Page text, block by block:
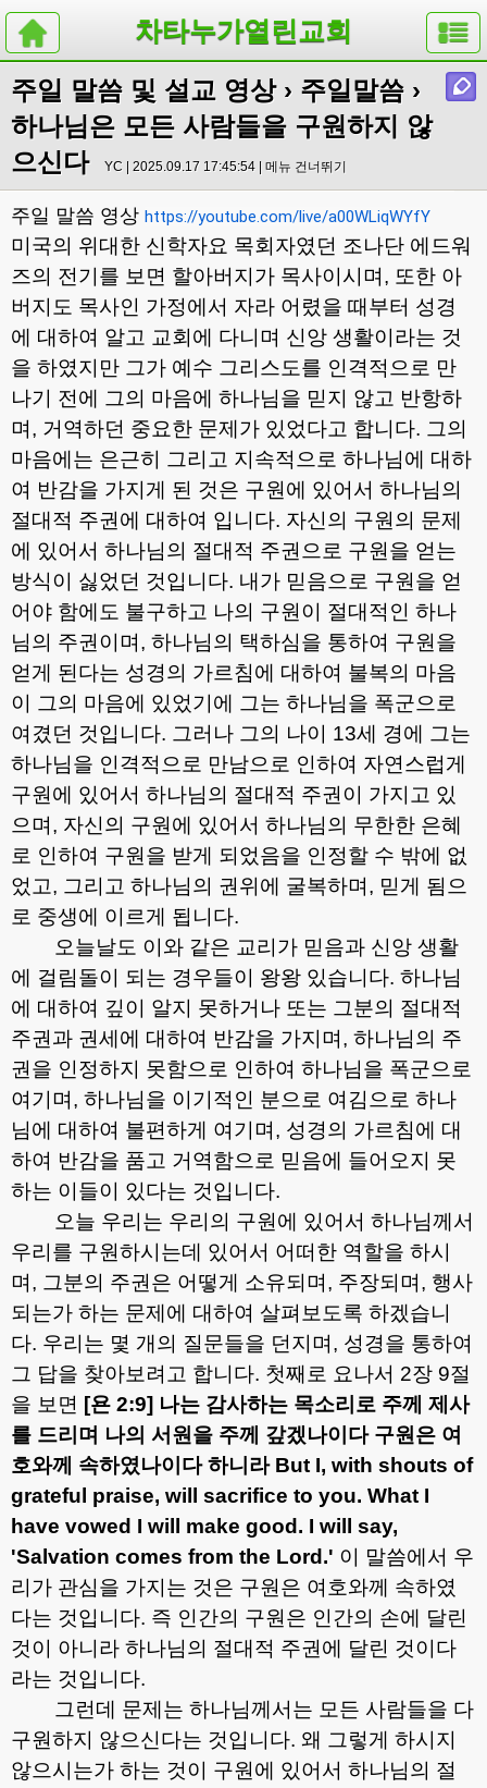
차타누가열린교회
주일 말씀 및 설교 영상› 주일말씀 ›
하나님은 모든 사람들을 구원하지 않
으신다
YC | 2025.09.17 17:45:54 | 메뉴 건너뛰기
주일 말씀 영상 https://youtube.com/live/a00WLiqWYfY
미국의 위대한 신학자요 목회자였던 조나단 에드워
즈의 전기를 보면 할아버지가 목사이시며 , 또한 아
버지도 목사인 가정에서 자라 어렸을 때부터 성경
에 대하여 알고 교회에 다니며 신앙 생활이라는 것
을 하였지만 그가 예수 그리스도를 인격적으로 만
나기 전에 그의 마음에 하나님을 믿지 않고 반항하
며 , 거역하던 중요한 문제가 있었다고 합니다. 그의
마음에는 은근히 그리고 지속적으로 하나님에 대하
여 반감을 가지게 된 것은 구원에 있어서 하나님의
절대적 주권에 대하여 입니다. 자신의 구원의 문제
에 있어서 하나님의 절대적 주권으로 구원을 얻는
방식이 싫었던 것입니다. 내가 믿음으로 구원을 얻
어야 함에도 불구하고 나의 구원이 절대적인 하나
님의 주권이며 , 하나님의 택하심을 통하여 구원을
얻게 된다는 성경의 가르침에 대하여 불복의 마음
이 그의 마음에 있었기에 그는 하나님을 폭군으로
여겼던 것입니다. 그러나 그의 나이 13세 경에 그는
하나님을 인격적으로 만남으로 인하여 자연스럽게
구원에 있어서 하나님의 절대적 주권이 가지고 있
으며 , 자신의 구원에 있어서 하나님의 무한한 은혜
로 인하여 구원을 받게 되었음을 인정할 수 밖에 없
었고, 그리고 하나님의 권위에 굴복하며 , 믿게 됨으
로 중생에 이르게 됩니다.
오늘날도 이와 같은 교리가 믿음과 신앙 생활
에 걸림돌이 되는 경우들이 왕왕 있습니다. 하나님
에 대하여 깊이 알지 못하거나 또는 그분의 절대적
주권과 권세에 대하여 반감을 가지며 , 하나님의 주
권을 인정하지 못함으로 인하여 하나님을 폭군으로
여기며 , 하나님을 이기적인 분으로 여김으로 하나
님에 대하여 불편하게 여기며 , 성경의 가르침에 대
하여 반감을 품고 거역함으로 믿음에 들어오지 못
하는 이들이 있다는 것입니다.
오늘 우리는 우리의 구원에 있어서 하나님께서
우리를 구원하시는데 있어서 어떠한 역할을 하시
며 , 그분의 주권은 어떻게 소유되며 , 주장되며 , 행사
되는가 하는 문제에 대하여 살펴보도록 하겠습니
다. 우리는 몇 개의 질문들을 던지며 , 성경을 통하여
그 답을 찾아보려고 합니다. 첫째로 요나서 2장 9절
을 보면 [욘 2:9] 나는 감사하는 목소리로 주께 제사
를 드리며 나의 서원을 주께 갚겠나이다 구원은 여
호와께 속하였나이다 하니라But I, with shouts of
grateful praise, will sacrifice to you. What I
have vowed I will make good. I will say,
'Salvation comes from the Lord.' 이 말씀에서 우
리가 관심을 가지는 것은 구원은 여호와께 속하였
다는 것입니다. 즉 인간의 구원은 인간의 손에 달린
것이 아니라 하나님의 절대적 주권에 달린 것이다
라는 것입니다.
그런데 문제는 하나님께서는 모든 사람들을 다
구원하지 않으신다는 것입니다. 왜 그렇게 하시지
않으시는가 하는 것이 구원에 있어서 하나님의 절